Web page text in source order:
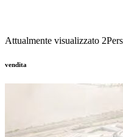
Attualmente visualizzato 2
vendita